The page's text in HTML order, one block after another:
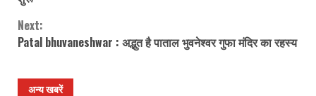
Next:
Patal bhuvaneshwar : अद्भुत है पाताल भुवनेश्वर गुफा मंदिर का रहस्य
अन्य खबरें